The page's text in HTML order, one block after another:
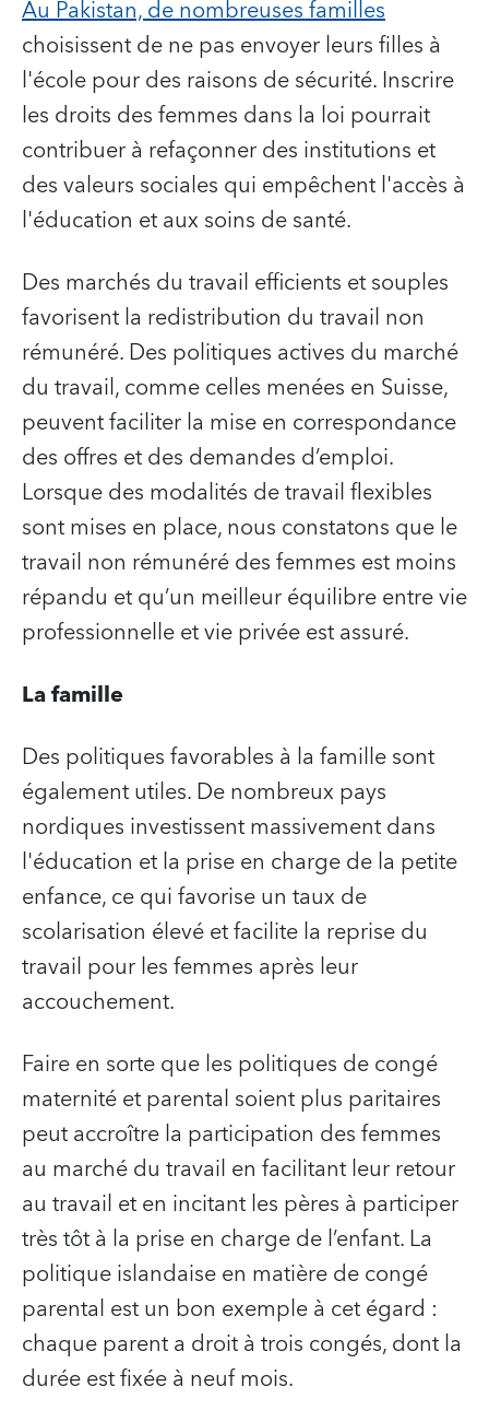
Au Pakistan, de nombreuses familles
choisissent de ne pas envoyer leurs filles à
l'école pour des raisons de sécurité. Inscrire
les droits des femmes dans la loi pourrait
contribuer à refaçonner des institutions et
des valeurs sociales qui empêchent l'accès à
l'éducation et aux soins de santé.
Des marchés du travail efficients et souples
favorisent la redistribution du travail non
rémunéré. Des politiques actives du marché
du travail, comme celles menées en Suisse,
peuvent faciliter la mise en correspondance
des offres et des demandes d’emploi.
Lorsque des modalités de travail flexibles
sont mises en place, nous constatons que le
travail non rémunéré des femmes est moins
répandu et qu’un meilleur équilibre entre vie
professionnelle et vie privée est assuré.
La famille
Des politiques favorables à la famille sont
également utiles. De nombreux pays
nordiques investissent massivement dans
l'éducation et la prise en charge de la petite
enfance, ce qui favorise un taux de
scolarisation élevé et facilite la reprise du
travail pour les femmes après leur
accouchement.
Faire en sorte que les politiques de congé
maternité et parental soient plus paritaires
peut accroître la participation des femmes
au marché du travail en facilitant leur retour
au travail et en incitant les pères à participer
très tôt à la prise en charge de l’enfant. La
politique islandaise en matière de congé
parental est un bon exemple à cet égard :
chaque parent a droit à trois congés, dont la
durée est fixée à neuf mois.